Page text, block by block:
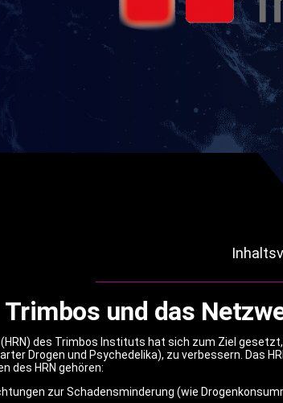
Trimbos und das
des Trimbos Instituts hat sich zum Ziel
Drogen und Psychedelika), zu verbessern. Das
des HRN gehören:
zur Schadensminderung (wie